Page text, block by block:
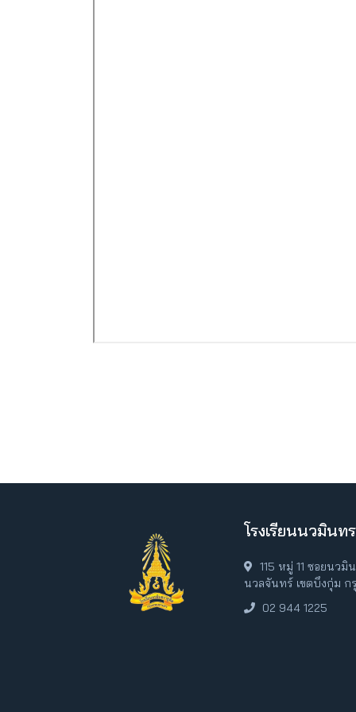
โรงเรียนนวมิน
115 หมู่ 11 ซอยนว
นวลจันทร์ เขตบึงกุ่ม ก
02 944 1225